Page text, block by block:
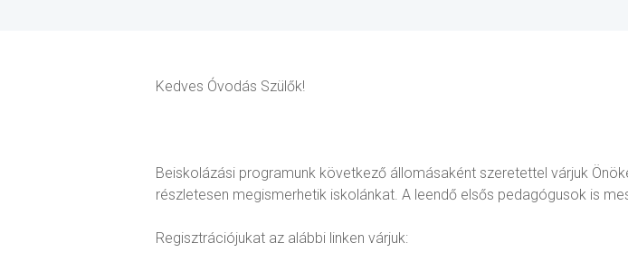
Kedves Óvodás Szülők!
Beiskolázási programunk következő állomásaként szeretettel várjuk
részletesen megismerhetik iskolánkat. A leendő elsős pedagógusok is
Regisztrációjukat az alábbi linken várjuk: